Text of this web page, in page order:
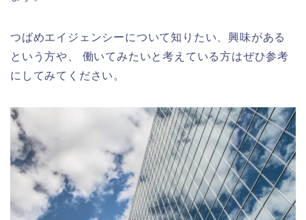
つばめエイジェンシーについて知りたい、興味がある
という方や、 働いてみたいと考えている方はぜひ参考
にしてみてください。